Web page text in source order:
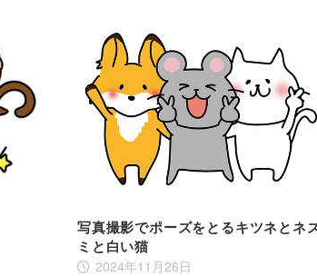
写真撮影でポーズをとるキツネとネ
ミと白い猫
2024年11月26日